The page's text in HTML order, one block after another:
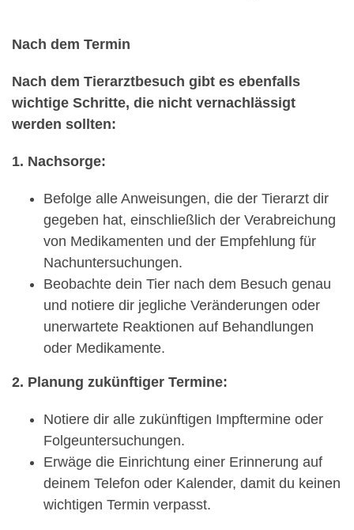
Nach dem Termin
Nach dem Tierarztbesuch gibt es ebenfalls
wichtige Schritte, die nicht vernachlässigt
werden sollten:
1. Nachsorge:
Befolge alle Anweisungen, die der Tierarzt dir
gegeben hat, einschließlich der Verabreichung
von Medikamenten und der Empfehlung für
Nachuntersuchungen.
Beobachte dein Tier nach dem Besuch genau
und notiere dir jegliche Veränderungen oder
unerwartete Reaktionen auf Behandlungen
oder Medikamente.
2. Planung zukünftiger Termine:
Notiere dir alle zukünftigen Impftermine oder
Folgeuntersuchungen.
Erwäge die Einrichtung einer Erinnerung auf
deinem Telefon oder Kalender, damit du keinen
wichtigen Termin verpasst.